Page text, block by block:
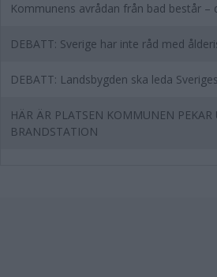
Kommunens avrådan från bad består –
DEBATT: Sverige har inte råd med
DEBATT: Landsbygden ska leda
HÄR ÄR PLATSEN KOMMUNEN
BRANDSTATION